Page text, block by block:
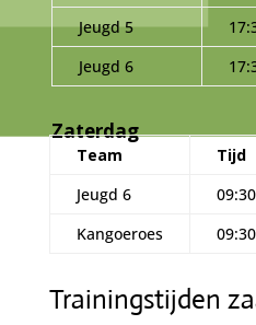
Jeugd 5
Jeugd 6
Zaterdag
Team
Tijd
Jeugd 6
Kangoeroes
Trainingstijden